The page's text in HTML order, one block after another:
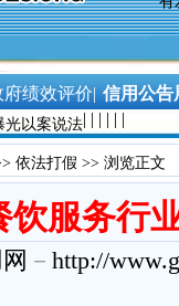
没
之
究
本
处
府绩效评价| 信用公告
| | | |
光 |
以案说法 |
依法打假 >> 浏览正文
服务行
－ http://